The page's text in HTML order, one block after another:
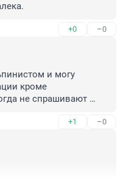
+0 –0
и могу
кроме
не спрашивают
по другому не
+1 –0